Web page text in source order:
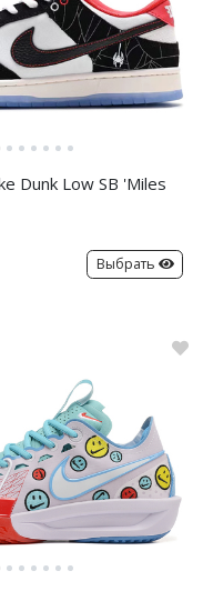
Dunk Low SB 'Miles
Выбрать